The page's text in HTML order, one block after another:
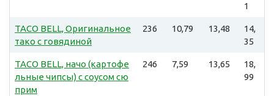
1
TACO BELL, Оригинальное
тако с говядиной
236 10,79 13,48
14,
35
TACO BELL, начо (картофе
льные чипсы) с соусом сю
прим
246 7,59 13,65
18,
99